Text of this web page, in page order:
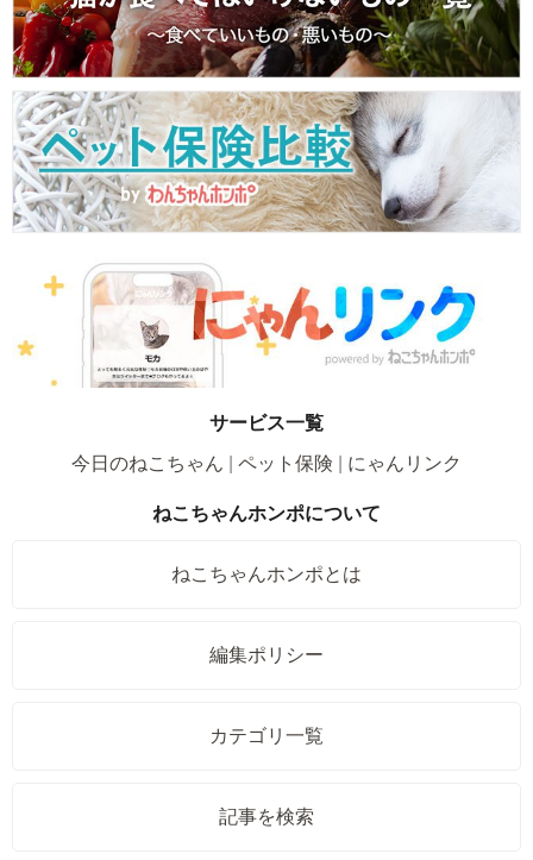
サービス一覧
今日のねこちゃん
ペット保険 にゃんリンク
ねこちゃんホンポについて
ねこちゃんホンポとは
編集ポリシー
カテゴリ一覧
記事を検索